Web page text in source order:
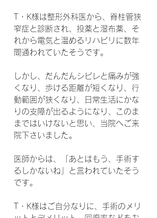
T・K様は整形外科医から、脊柱管狭
窄症と診断され、投薬と湿布薬、そ
れから電気と温めるリハビリに数年
間通われていたそうです。
しかし、だんだんシビレと痛みが強
くなり、歩ける距離が短くなり、行
動範囲が狭くなり、日常生活にかな
りの支障が出るようになり、このま
まではいけないと思い、当院へご来
院下さいました。
医師からは、「あとはもう、手術す
るしかないね」と言われていたそう
です。
T・K様はご自分なりに、手術のメリ